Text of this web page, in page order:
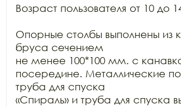
Возраст пользователя от 10 до
Опорные столбы выполнены из
бруса сечением
не менее 100*100 мм. с
посередине. Металлические
труба для спуска
«Спираль» и труба для спуска